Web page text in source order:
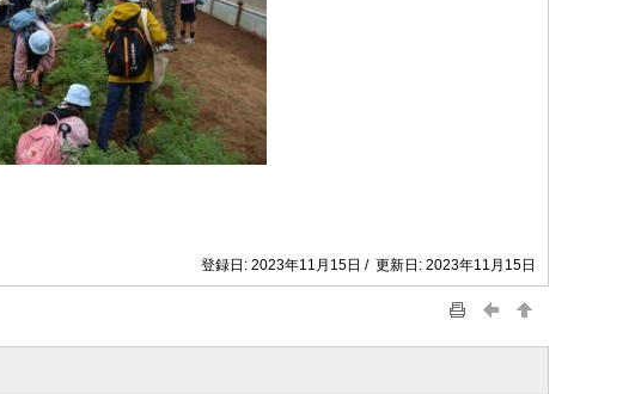
登録日: 2023年11月15日 / 更新日: 2023年11月15日